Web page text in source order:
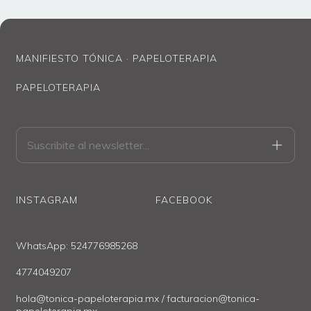
HACER TU PEDIDO.
MANIFIESTO TÓNICA · PAPELOTERAPIA
PAPELOTERAPIA
INSTAGRAM FACEBOOK
WhatsApp: 524776985268
4774049207
hola@tonica-papeloterapia.mx /facturacion@tonica-